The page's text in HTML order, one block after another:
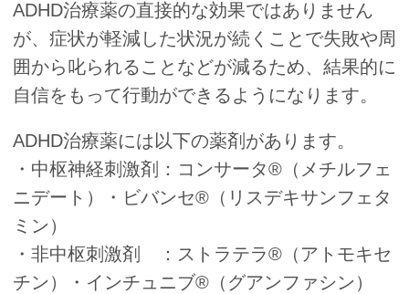
ADHD治療薬の直接的な効果ではありません
が、症状が軽減した状況が続くことで失敗や周
囲から叱られることなどが減るため、結果的に
自信をもって行動ができるようになります。
ADHD治療薬には以下の薬剤があります。
・中枢神経刺激剤：コンサータ®（メチルフェ
ニデート）・ビバンセ®（リスデキサンフェタ
ミン）
・非中枢刺激剤 ：ストラテラ®（アトモキセ
チン）・インチュニブ®（グアンファシン）